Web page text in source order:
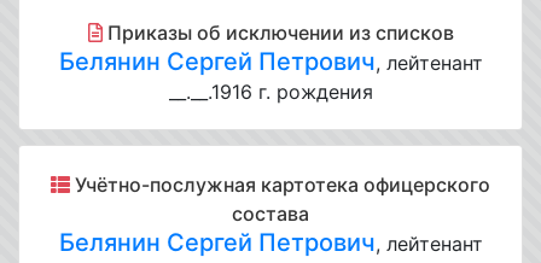
Приказы об исключении из списков
Белянин Сергей Петрович, лейтенант
__.__.1916 г. рождения
Учётно-послужная картотека офицерского
состава
Белянин Сергей Петрович, лейтенант